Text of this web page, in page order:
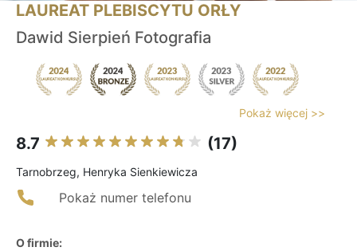
LAUREAT PLEBISCYTU ORŁY
Dawid Sierpień Fotografia
Pokaż więcej >>
8.7 (17)
Tarnobrzeg, Henryka Sienkiewicza
Pokaż numer telefonu
O firmie: